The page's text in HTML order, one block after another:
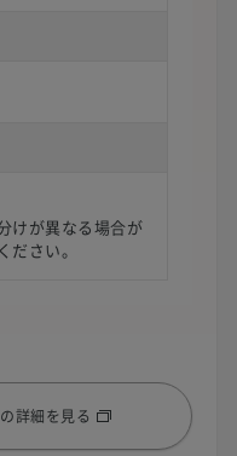
けが異なる場合が
さい。
詳細を見る